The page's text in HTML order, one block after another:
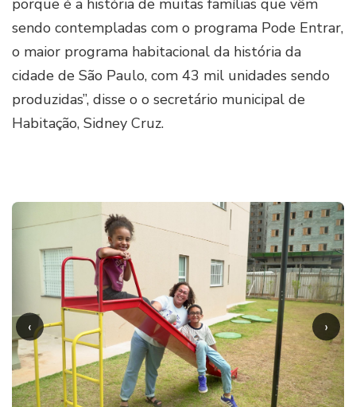
porque é a história de muitas famílias que vêm
sendo contempladas com o programa Pode Entrar,
o maior programa habitacional da história da
cidade de São Paulo, com 43 mil unidades sendo
produzidas”, disse o o secretário municipal de
Habitação, Sidney Cruz.
‹ ›